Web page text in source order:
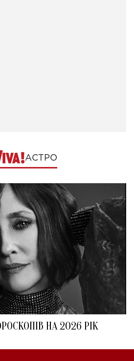
АСТРО
НА 2026 РІК